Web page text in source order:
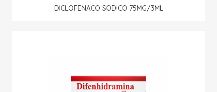
DICLOFENACO SODICO 75MG/3ML